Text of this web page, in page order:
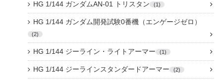
HG 1/144 ガンダムAN-01 トリスタン 1
HG 1/144 ガンダム開発試験0番機（エンゲージゼロ）
2
HG 1/144 ジーライン・ライトアーマー 1
HG 1/144 ジーラインスタンダードアーマー 2